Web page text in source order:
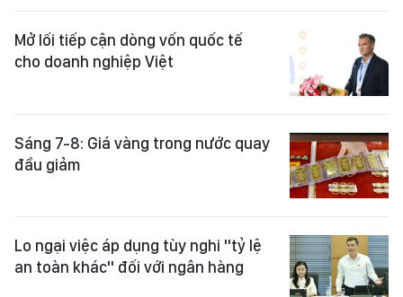
Mở lối tiếp cận dòng vốn quốc tế
cho doanh nghiệp Việt
Sáng 7-8: Giá vàng trong nước quay
đầu giảm
Lo ngại việc áp dụng tùy nghi "tỷ lệ
an toàn khác" đối với ngân hàng